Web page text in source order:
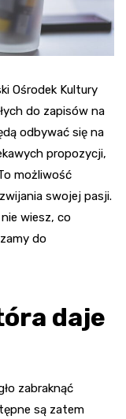
Ośrodek Kultury
do zapisów na
odbywać się na
propozycji,
możliwość
swojej pasji.
wiesz, co
do
daje
zabraknąć
są zatem